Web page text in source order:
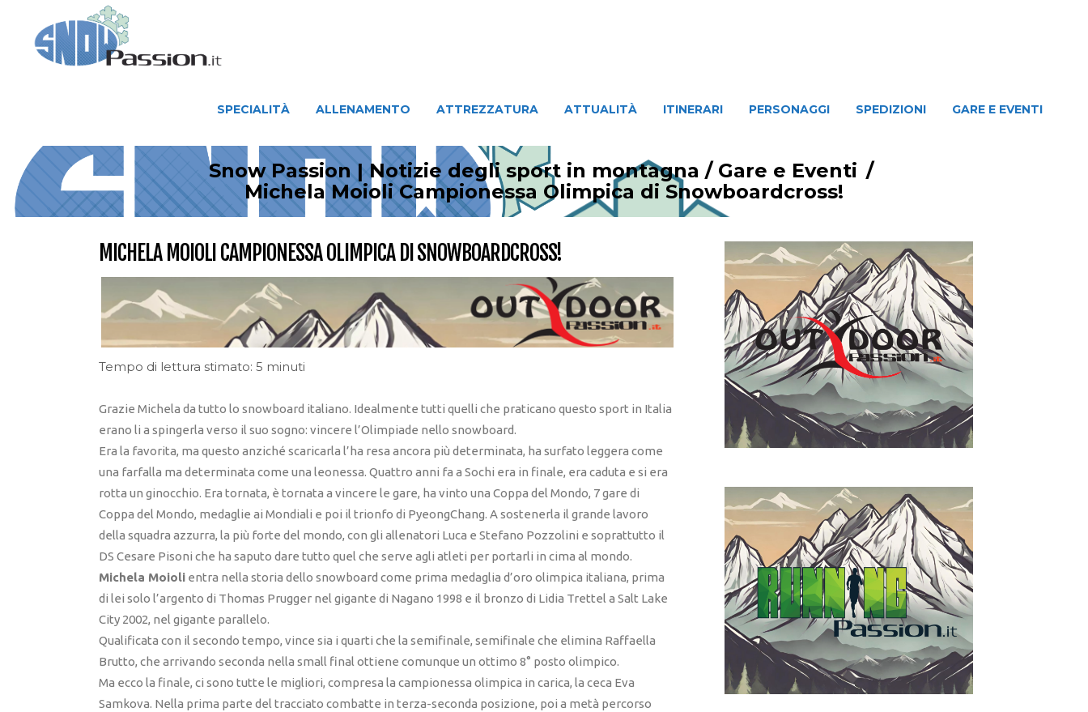
SPECIALITÀ ALLENAMENTO ATTREZZATURA ATTUALITÀ ITINERARI PERSONAGGI SPEDIZIONI GARE E EVENTI
Snow Passion | Notizie degli sport in montagna / Gare e Eventi /
Michela Moioli Campionessa Olimpica di Snowboardcross!
MICHELA MOIOLI CAMPIONESSA OLIMPICA DI SNOWBOARDCROSS!
Tempo di lettura stimato: 5 minuti
Grazie Michela da tutto lo snowboard italiano. Idealmente tutti quelli che praticano questo sport in Italia
erano li a spingerla verso il suo sogno: vincere l’Olimpiade nello snowboard.
Era la favorita, ma questo anziché scaricarla l’ha resa ancora più determinata, ha surfato leggera come
una farfalla ma determinata come una leonessa. Quattro anni fa a Sochi era in finale, era caduta e si era
rotta un ginocchio. Era tornata, è tornata a vincere le gare, ha vinto una Coppa del Mondo, 7 gare di
Coppa del Mondo, medaglie ai Mondiali e poi il trionfo di PyeongChang. A sostenerla il grande lavoro
della squadra azzurra, la più forte del mondo, con gli allenatori Luca e Stefano Pozzolini e soprattutto il
DS Cesare Pisoni che ha saputo dare tutto quel che serve agli atleti per portarli in cima al mondo.
Michela Moioli entra nella storia dello snowboard come prima medaglia d’oro olimpica italiana, prima
di lei solo l’argento di Thomas Prugger nel gigante di Nagano 1998 e il bronzo di Lidia Trettel a Salt Lake
City 2002, nel gigante parallelo.
Qualificata con il secondo tempo, vince sia i quarti che la semifinale, semifinale che elimina Raffaella
Brutto, che arrivando seconda nella small final ottiene comunque un ottimo 8° posto olimpico.
Ma ecco la finale, ci sono tutte le migliori, compresa la campionessa olimpica in carica, la ceca Eva
Samkova. Nella prima parte del tracciato combatte in terza-seconda posizione, poi a metà percorso